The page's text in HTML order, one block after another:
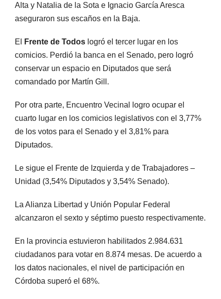
Alta y Natalia de la Sota e Ignacio García Aresca
aseguraron sus escaños en la Baja.
El Frente de Todos logró el tercer lugar en los
comicios. Perdió la banca en el Senado, pero logró
conservar un espacio en Diputados que será
comandado por Martín Gill.
Por otra parte, Encuentro Vecinal logro ocupar el
cuarto lugar en los comicios legislativos con el 3,77%
de los votos para el Senado y el 3,81% para
Diputados.
Le sigue el Frente de Izquierda y de Trabajadores –
Unidad (3,54% Diputados y 3,54% Senado).
La Alianza Libertad y Unión Popular Federal
alcanzaron el sexto y séptimo puesto respectivamente.
En la provincia estuvieron habilitados 2.984.631
ciudadanos para votar en 8.874 mesas. De acuerdo a
los datos nacionales, el nivel de participación en
Córdoba superó el 68%.